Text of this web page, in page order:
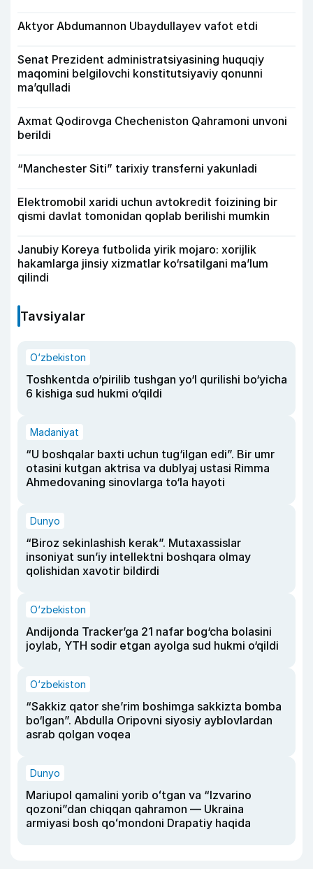
Aktyor Abdu­mannon Ubaydullayev vafot etdi
Senat Prezident administratsiyasining huquqiy
maqomini belgilovchi konstitutsiyaviy qonunni
ma’qulladi
Axmat Qodirovga Checheniston Qahramoni unvoni
berildi
“Manchester Siti” tarixiy transferni yakunladi
Elektromobil xaridi uchun avtokredit foizining bir
qismi davlat tomonidan qoplab berilishi mumkin
Janubiy Koreya futbolida yirik mojaro: xorijlik
hakamlarga jinsiy xizmatlar ko‘rsatilgani ma’lum
qilindi
Tavsiyalar
O‘zbekiston
Toshkentda o‘pirilib tushgan yo‘l qurilishi bo‘yicha
6 kishiga sud hukmi o‘qildi
Madaniyat
“U boshqalar baxti uchun tug‘ilgan edi”. Bir umr
otasini kutgan aktrisa va dublyaj ustasi Rimma
Ahmedovaning sinovlarga to‘la hayoti
Dunyo
“Biroz sekinlashish kerak”. Mutaxassislar
insoniyat sun’iy intellektni boshqara olmay
qolishidan xavotir bildirdi
O‘zbekiston
Andijonda Tracker’ga 21 nafar bog‘cha bolasini
joylab, YTH sodir etgan ayolga sud hukmi o‘qildi
O‘zbekiston
“Sakkiz qator she’rim boshimga sakkizta bomba
bo‘lgan”. Abdulla Oripovni siyosiy ayblovlardan
asrab qolgan voqea
Dunyo
Mariupol qamalini yorib oʻtgan va “Izvarino
qozoni”dan chiqqan qahramon — Ukraina
armiyasi bosh qoʻmondoni Drapatiy haqida